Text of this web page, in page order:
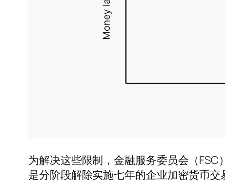
为解决这些限制，金融服务委员会（
是分阶段解除实施七年的企业加密货币交